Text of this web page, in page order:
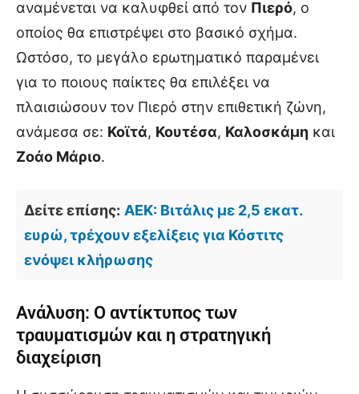
αναμένεται να καλυφθεί από τον Πιερό, ο
οποίος θα επιστρέψει στο βασικό σχήμα.
Ωστόσο, το μεγάλο ερωτηματικό παραμένει
για το ποιους παίκτες θα επιλέξει να
πλαισιώσουν τον Πιερό στην επιθετική ζώνη,
ανάμεσα σε: Κοϊτά, Κουτέσα, Καλοσκάμη και
Ζοάο Μάριο.
Δείτε επίσης: ΑΕΚ: Βιτάλις με 2,5 εκατ.
ευρώ, τρέχουν εξελίξεις για Κόστιτς
ενόψει κλήρωσης
Ανάλυση: Ο αντίκτυπος των
τραυματισμών και η στρατηγική
διαχείριση